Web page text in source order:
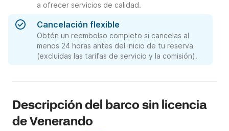
a ofrecer servicios de calidad.
Cancelación flexible
Obtén un reembolso completo si cancelas al
menos 24 horas antes del inicio de tu reserva
(excluidas las tarifas de servicio y la comisión).
Descripción del barco sin licencia
de Venerando